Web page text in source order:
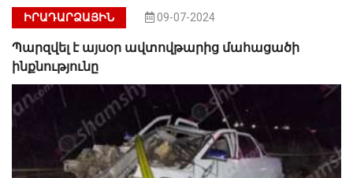
ԻՐԱԴԱՐՁԱՅԻՆ 09-07-2024
Պարզվել է այսօր ավտովթարից մահացածի
ինքնությունը